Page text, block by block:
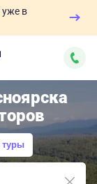
уже в
туры